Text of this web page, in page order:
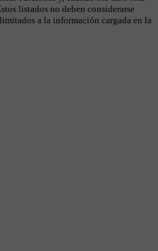
listados no deben considerarse
a la información cargada en la